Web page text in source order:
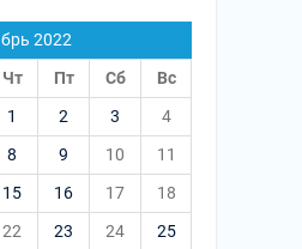
2022
Чт Пт Сб
Вс
1
2 3
4
8 9 10
11
15 16 17
18
22 23 24
25